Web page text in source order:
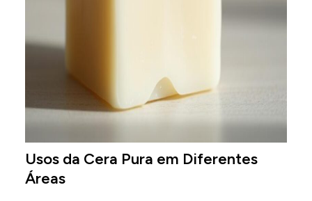
Usos da Cera Pura em Diferentes
Áreas